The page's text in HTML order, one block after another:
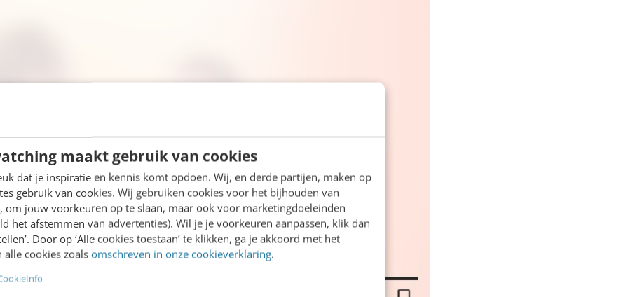
maakt gebruik van cookies
dat je inspiratie en kennis komt opdoen. Wij, en derde partijen, maken op
gebruik van cookies. Wij gebruiken cookies voor het bijhouden van
om jouw voorkeuren op te slaan, maar ook voor marketingdoeleinden
het afstemmen van advertenties). Wil je je voorkeuren aanpassen, klik dan
Door op ‘Alle cookies toestaan’ te klikken, ga je akkoord met het
alle cookies zoalsomschreven in onze cookieverklaring.